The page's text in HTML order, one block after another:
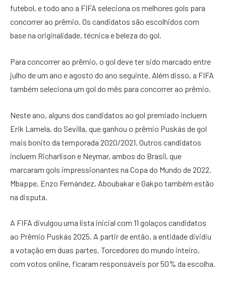
futebol, e todo ano a FIFA seleciona os melhores gols para
concorrer ao prêmio. Os candidatos são escolhidos com
base na originalidade, técnica e beleza do gol.
Para concorrer ao prêmio, o gol deve ter sido marcado entre
julho de um ano e agosto do ano seguinte. Além disso, a FIFA
também seleciona um gol do mês para concorrer ao prêmio.
Neste ano, alguns dos candidatos ao gol premiado incluem
Erik Lamela, do Sevilla, que ganhou o prêmio Puskás de gol
mais bonito da temporada 2020/2021. Outros candidatos
incluem Richarlison e Neymar, ambos do Brasil, que
marcaram gols impressionantes na Copa do Mundo de 2022.
Mbappe, Enzo Fernández, Aboubakar e Gakpo também estão
na disputa.
A FIFA divulgou uma lista inicial com 11 golaços candidatos
ao Prêmio Puskás 2025. A partir de então, a entidade dividiu
a votação em duas partes. Torcedores do mundo inteiro,
com votos online, ficaram responsáveis por 50% da escolha.